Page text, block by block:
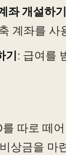
좌 개설하기
계좌를 사
기: 급여를
따로 떼
상금을 마